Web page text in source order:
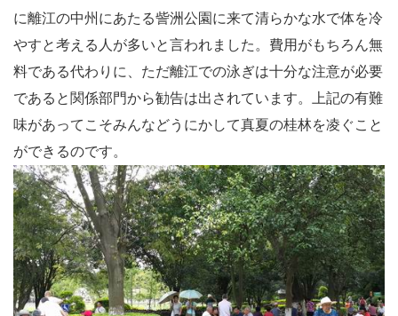
に離江の中州にあたる訾洲公園に来て清らかな水で体を冷
やすと考える人が多いと言われました。費用がもちろん無
料である代わりに、ただ離江での泳ぎは十分な注意が必要
であると関係部門から勧告は出されています。上記の有難
味があってこそみんなどうにかして真夏の桂林を凌ぐこと
ができるのです。